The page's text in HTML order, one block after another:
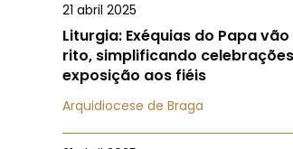
21 abril 2025
Liturgia: Exéquias do Papa
rito, simplificando
exposição aos fiéis
Arquidiocese de Braga